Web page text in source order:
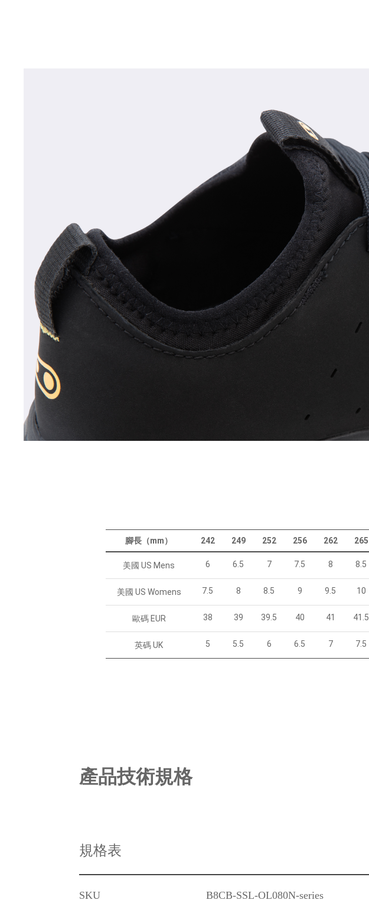
腳長（mm） 242 249 252 256 262 265
美國 US Mens 6 6.5 7 7.5 8 8.5
美國 US Womens 7.5 8 8.5 9 9.5 10
歐碼 EUR 38 39 39.5 40 41 41.5
英碼 UK 5 5.5 6 6.5 7 7.5
產品技術規格
規格表
SKU B8CB-SSL-OL080N-series